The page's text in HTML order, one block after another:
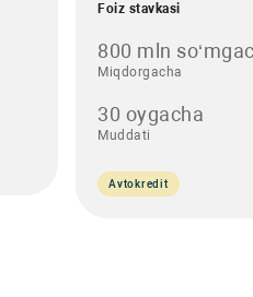
Foiz stavkasi
800 mln
Miqdorgacha
30 oygacha
Muddati
Avtokredit